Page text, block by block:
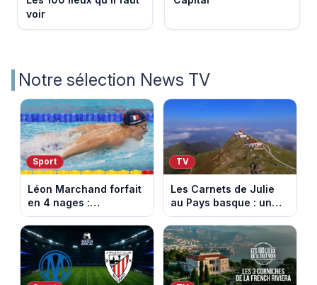
voir
Notre sélection News TV
Sport
Léon Marchand forfait
en 4 nages :
découvrez son
programme de nage
aux Championnats
d'Europe
TV
Les Carnets de Julie
au Pays basque : un
banquet au sommet de
la Rhune